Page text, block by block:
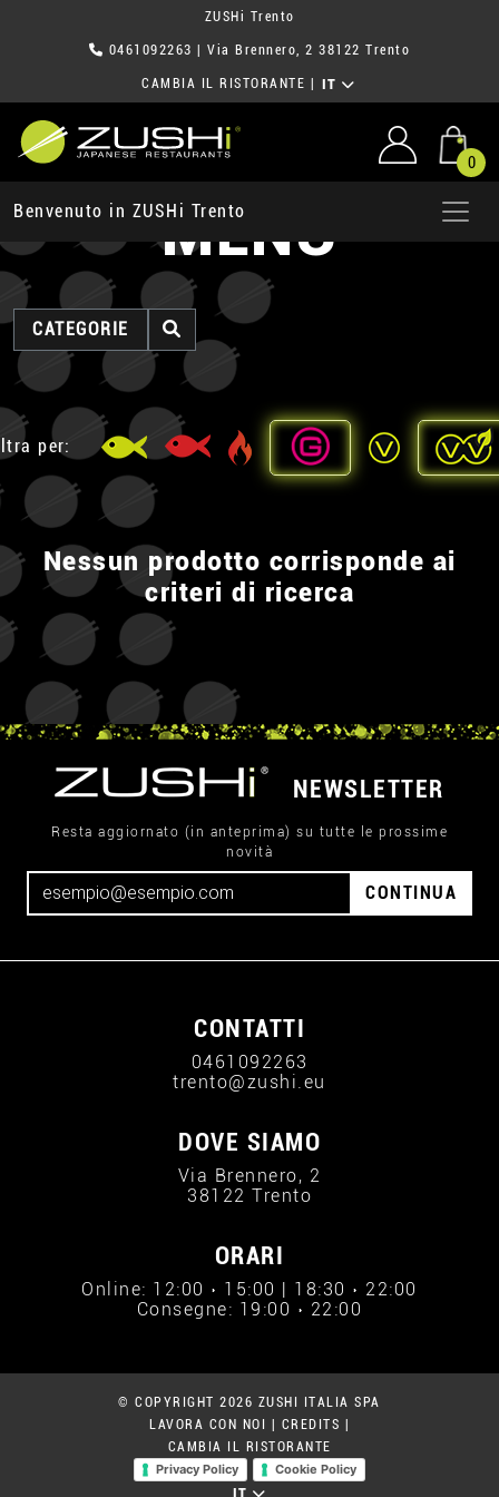
ZUSHi Trento
0461092263 | Via Brennero, 2 38122 Trento
CAMBIA IL RISTORANTE IT
0
Benvenuto in ZUSHi TrentoMENU
CATEGORIE
per:
Nessun prodotto corrisponde ai
criteri di ricerca
NEWSLETTER
Resta aggiornato (in anteprima) su tutte le prossime
novità
CONTINUA
CONTATTI
0461092263
trento@zushi.eu
DOVE SIAMO
Via Brennero, 2
38122 Trento
ORARI
Online: 12:00 › 15:00 | 18:30 › 22:00
Consegne: 19:00 › 22:00
© COPYRIGHT 2026 ZUSHI ITALIA SPA
LAVORA CON NOI
CREDITS
CAMBIA IL RISTORANTE
Privacy Policy
Cookie Policy